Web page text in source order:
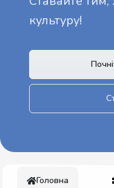
культуру!
Головна